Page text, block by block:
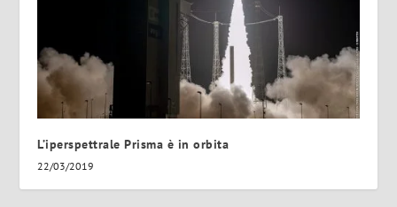
L’iperspettrale Prisma è in orbita
22/03/2019